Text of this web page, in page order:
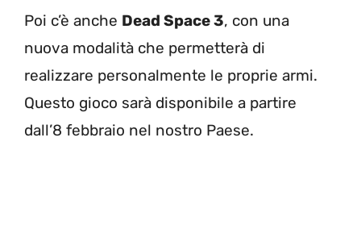
Poi c’è anche Dead Space 3, con una
nuova modalità che permetterà di
realizzare personalmente le proprie armi.
Questo gioco sarà disponibile a partire
dall’8 febbraio nel nostro Paese.